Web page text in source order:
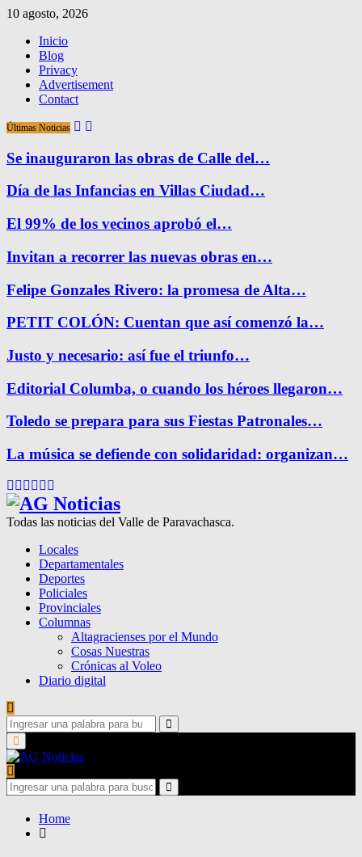
10 agosto, 2026
Inicio
Blog
Privacy
Advertisement
Contact
Últimas Noticias
Se inauguraron las obras de Calle del…
Día de las Infancias en Villas Ciudad…
El 99% de los vecinos aprobó el…
Invitan a recorrer las nuevas obras en…
Felipe Gonzales Rivero: la promesa de Alta…
PETIT COLÓN: Cuentan que así comenzó la…
Justo y necesario: así fue el triunfo…
Editorial Columba, o cuando los héroes llegaron…
Toledo se prepara para sus Fiestas Patronales…
La música se defiende con solidaridad: organizan…
Facebook
Twitter
Instagram
Pinterest
Google
Todas las noticias del Valle de Paravachasca.
Locales
Departamentales
Deportes
Policiales
Provinciales
Columnas
Altagracienses por el Mundo
Cosas Nuestras
Crónicas al Voleo
Diario digital
Search
for:
Search
Primary
Menu
Search
for:
Search
Home